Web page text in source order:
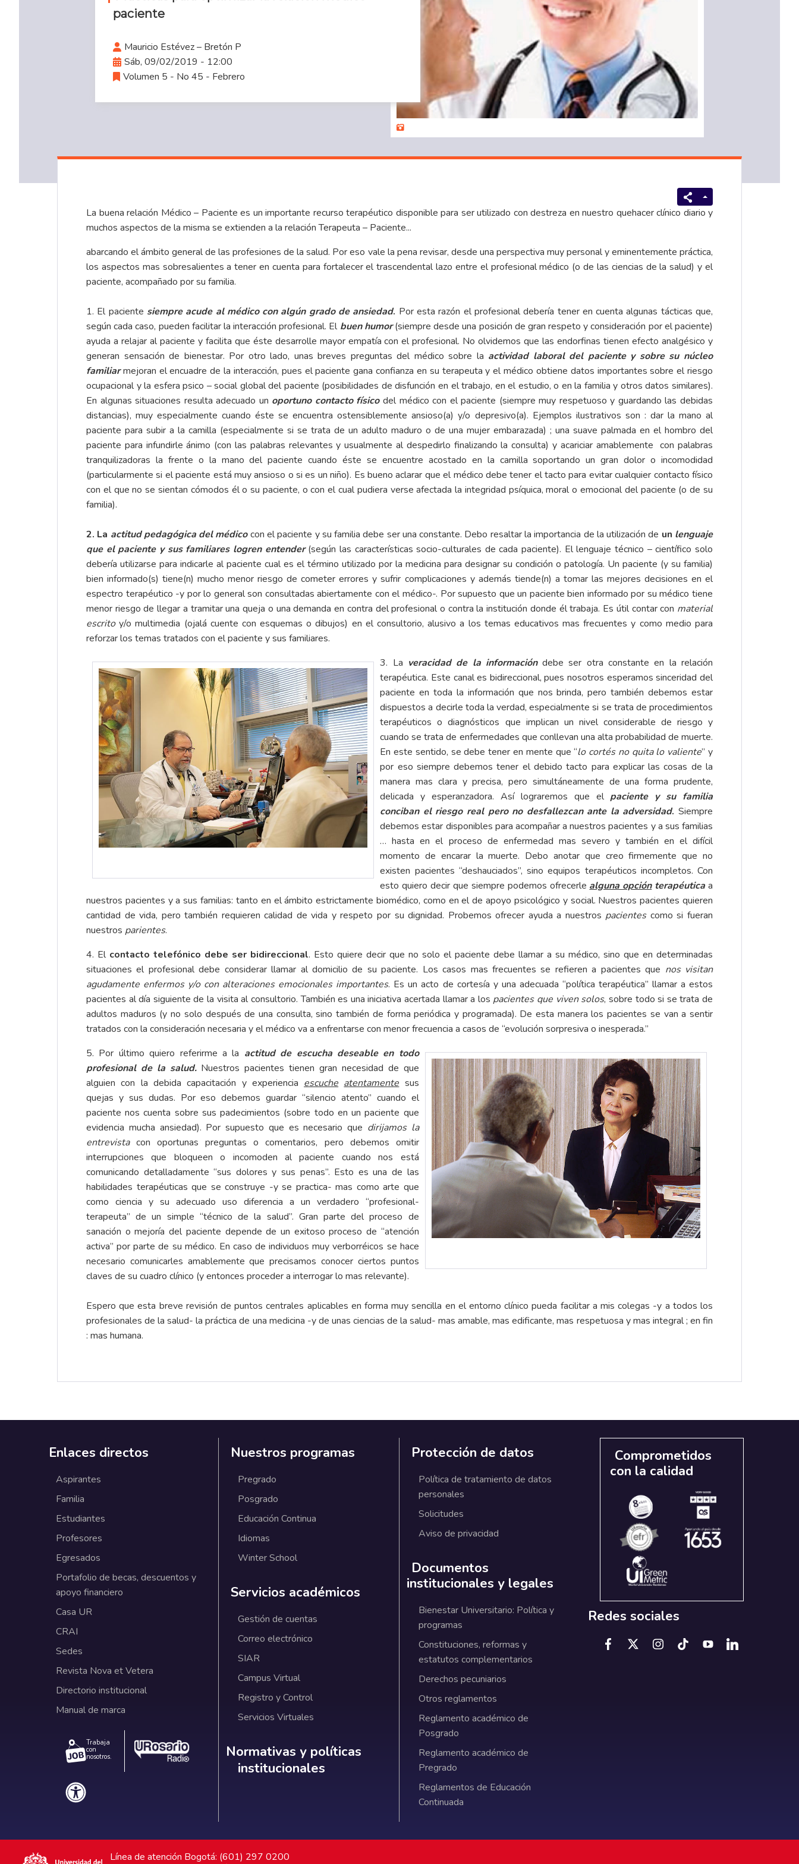
paciente
Mauricio Estévez – Bretón P
Sáb, 09/02/2019 - 12:00
Volumen 5 - No 45 - Febrero
La buena relación Médico – Paciente es un importante recurso terapéutico disponible para ser utilizado con destreza en nuestro quehacer clínico diario y
muchos aspectos de la misma se extienden a la relación Terapeuta – Paciente...
abarcando el ámbito general de las profesiones de la salud. Por eso vale la pena revisar, desde una perspectiva muy personal y eminentemente práctica,
los aspectos mas sobresalientes a tener en cuenta para fortalecer el trascendental lazo entre el profesional médico (o de las ciencias de la salud) y el
paciente, acompañado por su familia.
1. El paciente siempre acude al médico con algún grado de ansiedad. Por esta razón el profesional debería tener en cuenta algunas tácticas que,
según cada caso, pueden facilitar la interacción profesional. El buen humor(siempre desde una posición de gran respeto y consideración por el paciente)
ayuda a relajar al paciente y facilita que éste desarrolle mayor empatía con el profesional. No olvidemos que las endorfinas tienen efecto analgésico y
generan sensación de bienestar. Por otro lado, unas breves preguntas del médico sobre la actividad laboral del paciente y sobre su núcleo
familiarmejoran el encuadre de la interacción, pues el paciente gana confianza en su terapeuta y el médico obtiene datos importantes sobre el riesgo
ocupacional y la esfera psico – social global del paciente (posibilidades de disfunción en el trabajo, en el estudio, o en la familia y otros datos similares).
En algunas situaciones resulta adecuado un oportuno contacto físicodel médico con el paciente (siempre muy respetuoso y guardando las debidas
distancias), muy especialmente cuando éste se encuentra ostensiblemente ansioso(a) y/o depresivo(a). Ejemplos ilustrativos son : dar la mano al
paciente para subir a la camilla (especialmente si se trata de un adulto maduro o de una mujer embarazada) ; una suave palmada en el hombro del
paciente para infundirle ánimo (con las palabras relevantes y usualmente al despedirlo finalizando la consulta) y acariciar amablemente con palabras
tranquilizadoras la frente o la mano del paciente cuando éste se encuentre acostado en la camilla soportando un gran dolor o incomodidad
(particularmente si el paciente está muy ansioso o si es un niño). Es bueno aclarar que el médico debe tener el tacto para evitar cualquier contacto físico
con el que no se sientan cómodos él o su paciente, o con el cual pudiera verse afectada la integridad psíquica, moral o emocional del paciente (o de su
familia).
2. La actitud pedagógica del médicocon el paciente y su familia debe ser una constante. Debo resaltar la importancia de la utilización de un lenguaje
que el paciente y sus familiares logren entender(según las características socio-culturales de cada paciente). El lenguaje técnico – científico solo
debería utilizarse para indicarle al paciente cual es el término utilizado por la medicina para designar su condición o patología. Un paciente (y su familia)
bien informado(s) tiene(n) mucho menor riesgo de cometer errores y sufrir complicaciones y además tiende(n) a tomar las mejores decisiones en el
espectro terapéutico -y por lo general son consultadas abiertamente con el médico-. Por supuesto que un paciente bien informado por su médico tiene
menor riesgo de llegar a tramitar una queja o una demanda en contra del profesional o contra la institución donde él trabaja. Es útil contar con material
escritoy/o multimedia (ojalá cuente con esquemas o dibujos) en el consultorio, alusivo a los temas educativos mas frecuentes y como medio para
reforzar los temas tratados con el paciente y sus familiares.
3. La veracidad de la informacióndebe ser otra constante en la relación
terapéutica. Este canal es bidireccional, pues nosotros esperamos sinceridad del
paciente en toda la información que nos brinda, pero también debemos estar
dispuestos a decirle toda la verdad, especialmente si se trata de procedimientos
terapéuticos o diagnósticos que implican un nivel considerable de riesgo y
cuando se trata de enfermedades que conllevan una alta probabilidad de muerte.
En este sentido, se debe tener en mente que “lo cortés no quita lo valiente” y
por eso siempre debemos tener el debido tacto para explicar las cosas de la
manera mas clara y precisa, pero simultáneamente de una forma prudente,
delicada y esperanzadora. Así lograremos que el paciente y su familia
conciban el riesgo real pero no desfallezcan ante la adversidad. Siempre
debemos estar disponibles para acompañar a nuestros pacientes y a sus familias
… hasta en el proceso de enfermedad mas severo y también en el difícil
momento de encarar la muerte. Debo anotar que creo firmemente que no
existen pacientes “deshauciados”, sino equipos terapéuticos incompletos. Con
esto quiero decir que siempre podemos ofrecerle alguna opciónterapéutica a
nuestros pacientes y a sus familias: tanto en el ámbito estrictamente biomédico, como en el de apoyo psicológico y social. Nuestros pacientes quieren
cantidad de vida, pero también requieren calidad de vida y respeto por su dignidad. Probemos ofrecer ayuda a nuestros pacientescomo si fueran
nuestros parientes.
4. El contacto telefónico debe ser bidireccional. Esto quiere decir que no solo el paciente debe llamar a su médico, sino que en determinadas
situaciones el profesional debe considerar llamar al domicilio de su paciente. Los casos mas frecuentes se refieren a pacientes que nos visitan
agudamente enfermos y/o con alteraciones emocionales importantes. Es un acto de cortesía y una adecuada “política terapéutica” llamar a estos
pacientes al día siguiente de la visita al consultorio. También es una iniciativa acertada llamar a los pacientes que viven solos, sobre todo si se trata de
adultos maduros (y no solo después de una consulta, sino también de forma periódica y programada). De esta manera los pacientes se van a sentir
tratados con la consideración necesaria y el médico va a enfrentarse con menor frecuencia a casos de “evolución sorpresiva o inesperada.”
5. Por último quiero referirme a la actitud de escucha deseable en todo
profesional de la salud.Nuestros pacientes tienen gran necesidad de que
alguien con la debida capacitación y experiencia escuche atentamente sus
quejas y sus dudas. Por eso debemos guardar “silencio atento” cuando el
paciente nos cuenta sobre sus padecimientos (sobre todo en un paciente que
evidencia mucha ansiedad). Por supuesto que es necesario que dirijamos la
entrevistacon oportunas preguntas o comentarios, pero debemos omitir
interrupciones que bloqueen o incomoden al paciente cuando nos está
comunicando detalladamente “sus dolores y sus penas”. Esto es una de las
habilidades terapéuticas que se construye -y se practica- mas como arte que
como ciencia y su adecuado uso diferencia a un verdadero “profesional-
terapeuta” de un simple “técnico de la salud”. Gran parte del proceso de
sanación o mejoría del paciente depende de un exitoso proceso de “atención
activa” por parte de su médico. En caso de individuos muy verborréicos se hace
necesario comunicarles amablemente que precisamos conocer ciertos puntos
claves de su cuadro clínico (y entonces proceder a interrogar lo mas relevante).
Espero que esta breve revisión de puntos centrales aplicables en forma muy sencilla en el entorno clínico pueda facilitar a mis colegas -y a todos los
profesionales de la salud- la práctica de una medicina -y de unas ciencias de la salud- mas amable, mas edificante, mas respetuosa y mas integral ; en fin
: mas humana.
Enlaces directos
Aspirantes
Familia
Estudiantes
Profesores
Egresados
Portafolio de becas, descuentos y
apoyo financiero
Casa UR
CRAI
Sedes
Revista Nova et Vetera
Directorio institucional
Manual de marca
Trabaja
con
nosotros.
Nuestros programas
Pregrado
Posgrado
Educación Continua
Idiomas
Winter School
Servicios académicos
Gestión de cuentas
Correo electrónico
SIAR
Campus Virtual
Registro y Control
Servicios Virtuales
Normativas y políticas institucionales
Normativas y políticas
institucionales
Protección de datos
Política de tratamiento de datos
personales
Solicitudes
Aviso de privacidad
Documentos
institucionales y legales
Bienestar Universitario: Política y
programas
Constituciones, reformas y
estatutos complementarios
Derechos pecuniarios
Otros reglamentos
Reglamento académico de
Posgrado
Reglamento académico de
Pregrado
Reglamentos de Educación
Continuada
Comprometidos
con la calidad
Redes sociales
Línea de atención Bogotá: (601) 297 0200